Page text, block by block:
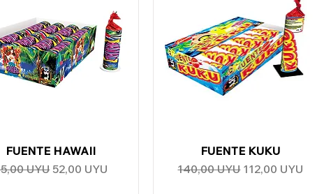
Vista rápida
FUENTE HAWAII
UYU Precio de oferta
52,00 UYU
Vista rápida
FUENTE KUKU
Precio
140,00 UYU Precio de oferta
112,00 UYU